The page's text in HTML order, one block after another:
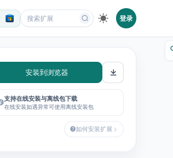
登录
安装到浏览器
支持在线安装与离线包下载
在线安装如遇异常可使用离线安装包
如何安装扩展